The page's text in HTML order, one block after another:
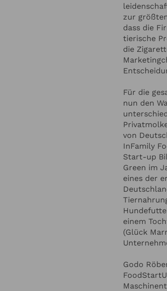
einer
Adidas bis
zur
dass die
tierische
die
Für die
nun den
von
InFamily
Start-up
Green im
eines der
einem
(Glück
Godo
Ihr
Thema soll der Redner sprechen?